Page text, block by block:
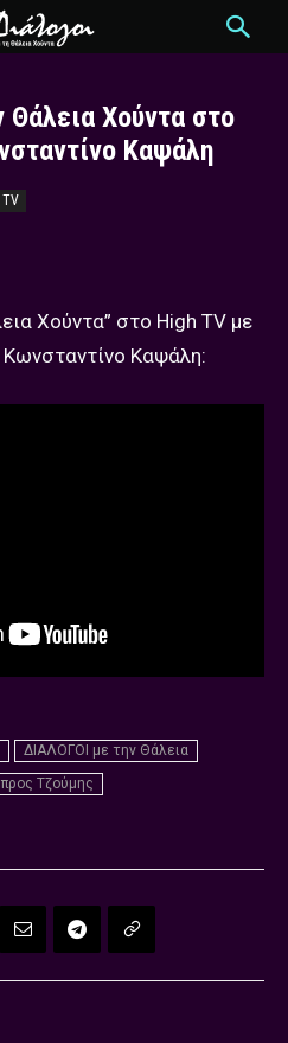
Θάλεια Χούντα στο
Καψάλη
TV
Χούντα” στο High TV με
Καψάλη:
ΔΙΑΛΟΓΟΙ με την Θάλεια
Τζούμης